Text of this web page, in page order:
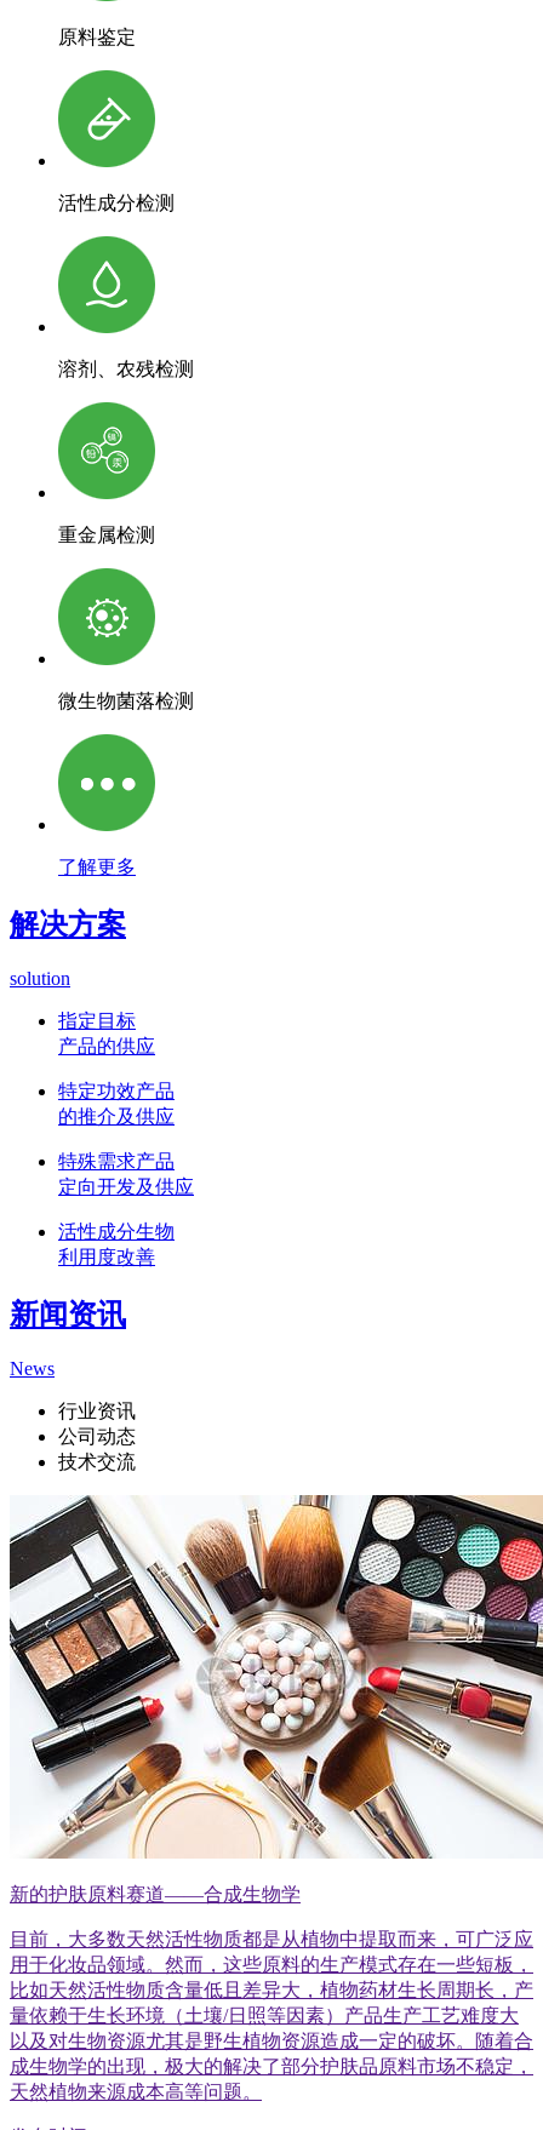
原料鉴定
活性成分检测
溶剂、农残检测
重金属检测
微生物菌落检测
了解更多
解决方案
solution
指定目标
产品的供应
特定功效产品
的推介及供应
特殊需求产品
定向开发及供应
活性成分生物
利用度改善
新闻资讯
News
行业资讯
公司动态
技术交流
新的护肤原料赛道——合成生物学
目前，大多数天然活性物质都是从植物中提取而来，可广泛应
用于化妆品领域。然而，这些原料的生产模式存在一些短板，
比如天然活性物质含量低且差异大，植物药材生长周期长，产
量依赖于生长环境（土壤/日照等因素）产品生产工艺难度大
以及对生物资源尤其是野生植物资源造成一定的破坏。随着合
成生物学的出现，极大的解决了部分护肤品原料市场不稳定，
天然植物来源成本高等问题。